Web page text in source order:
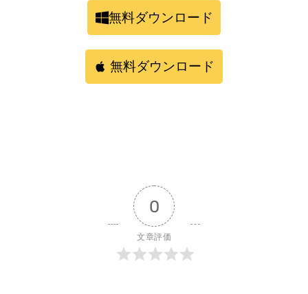
無料ダウンロード
無料ダウンロード
0
文章評価